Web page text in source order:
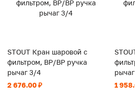
STOUT Кран шаровой с
фильтром, ВР/ВР ручка
рычаг 3/4
2 676.00 ₽
1